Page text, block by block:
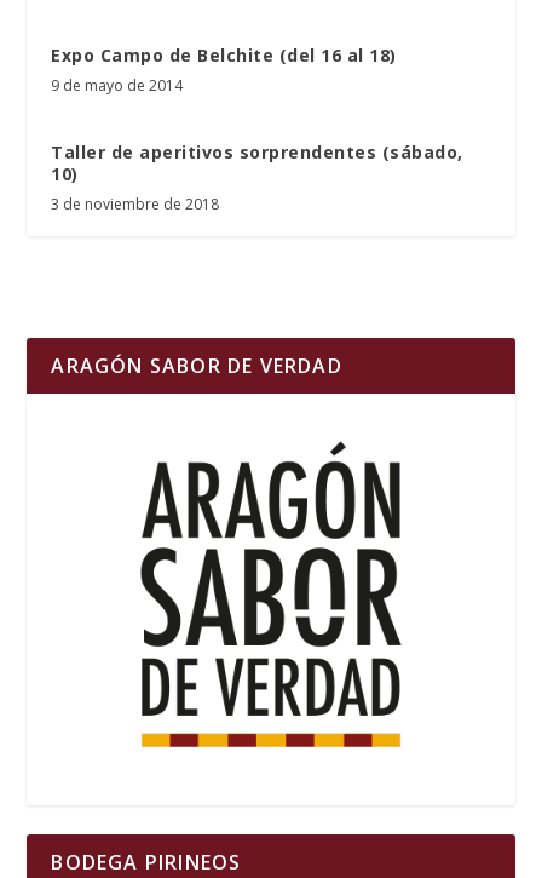
Expo Campo de Belchite (del 16 al 18)
9 de mayo de 2014
Taller de aperitivos sorprendentes (sábado,
10)
3 de noviembre de 2018
ARAGÓN SABOR DE VERDAD
BODEGA PIRINEOS